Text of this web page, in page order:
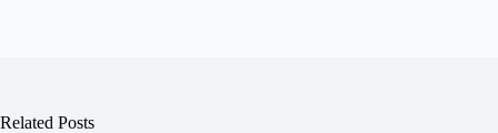
Related Posts